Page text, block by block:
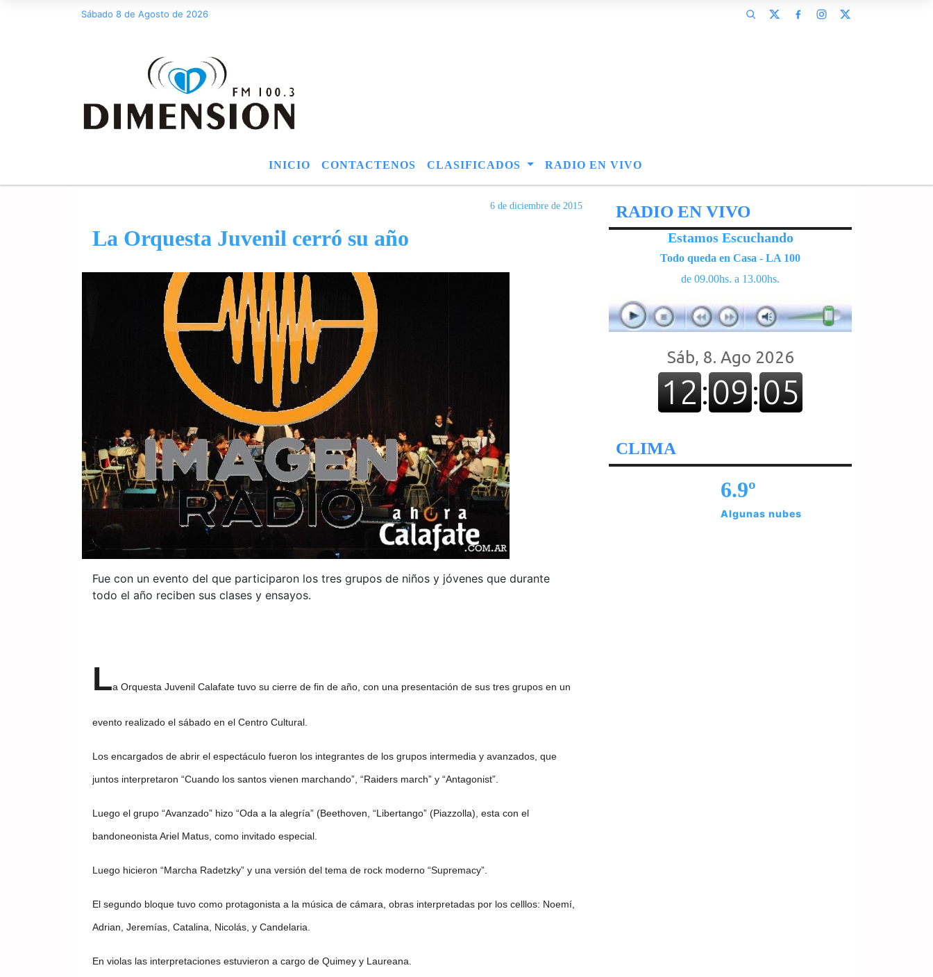
Sábado 8 de Agosto de 2026
INICIO CONTACTENOS CLASIFICADOS RADIO EN VIVO
6 de diciembre de 2015
La Orquesta Juvenil cerró su año
Fue con un evento del que participaron los tres grupos de niños y jóvenes que durante
todo el año reciben sus clases y ensayos.
La Orquesta Juvenil Calafate tuvo su cierre de fin de año, con una presentación de sus tres grupos en un
evento realizado el sábado en el Centro Cultural.
Los encargados de abrir el espectáculo fueron los integrantes de los grupos intermedia y avanzados, que
juntos interpretaron “Cuando los santos vienen marchando”, “Raiders march” y “Antagonist”.
Luego el grupo “Avanzado” hizo “Oda a la alegría” (Beethoven, “Libertango” (Piazzolla), esta con el
bandoneonista Ariel Matus, como invitado especial.
Luego hicieron “Marcha Radetzky” y una versión del tema de rock moderno “Supremacy”.
El segundo bloque tuvo como protagonista a la música de cámara, obras interpretadas por los celllos: Noemí,
Adrian, Jeremías, Catalina, Nicolás, y Candelaria.
En violas las interpretaciones estuvieron a cargo de Quimey y Laureana.
RADIO EN VIVO
Estamos Escuchando
Todo queda en Casa - LA 100
de 09.00hs. a 13.00hs.
CLIMA
6.9º
Algunas nubes